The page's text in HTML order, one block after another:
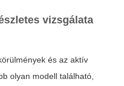
vizsgálata
és az aktív
olyan modell található,